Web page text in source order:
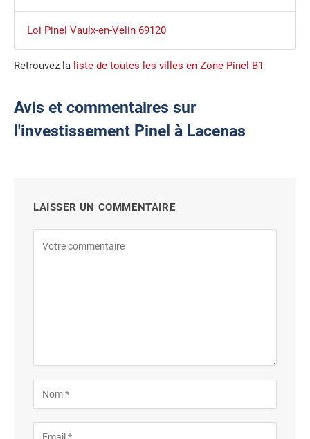
Loi Pinel Vaulx-en-Velin 69120
Retrouvez la liste de toutes les villes en Zone Pinel B1
Avis et commentaires sur
l'investissement Pinel à Lacenas
LAISSER UN COMMENTAIRE